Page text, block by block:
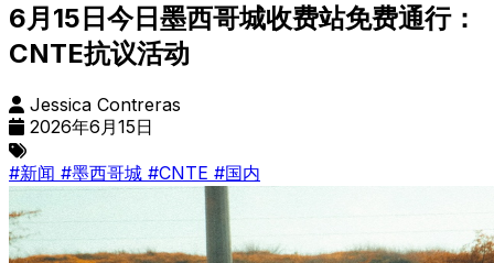
6月15日今日墨西哥城收费站免费通行：
CNTE抗议活动
Jessica Contreras
2026年6月15日
#新闻 #墨西哥城 #CNTE #国内